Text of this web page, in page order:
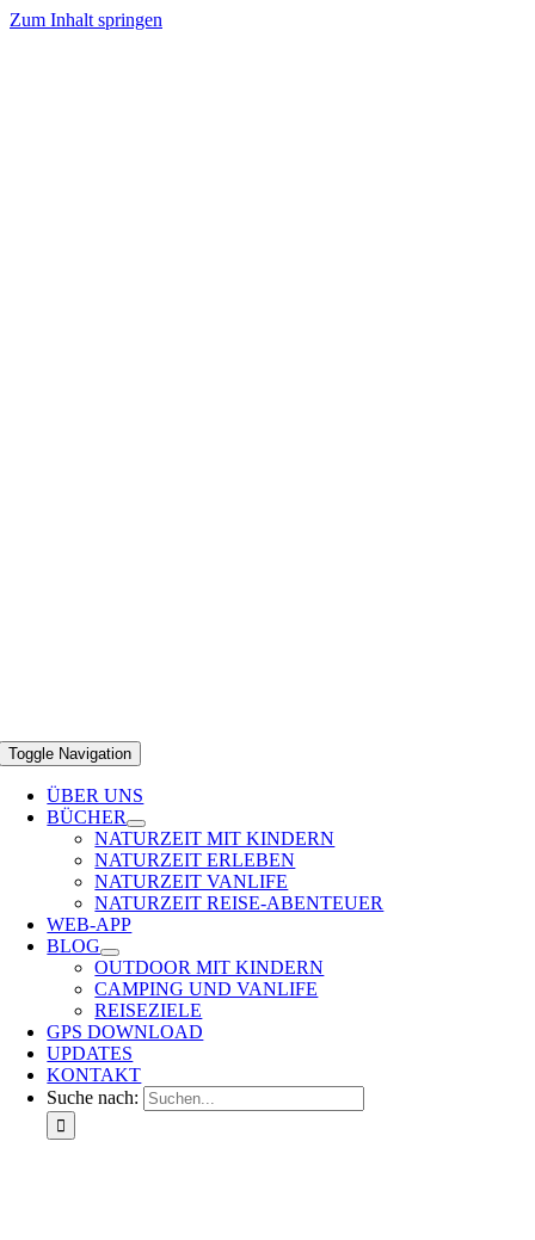
Zum Inhalt springen
Toggle Navigation
ÜBER UNS
BÜCHER
NATURZEIT MIT KINDERN
NATURZEIT ERLEBEN
NATURZEIT VANLIFE
NATURZEIT REISE-ABENTEUER
WEB-APP
BLOG
OUTDOOR MIT KINDERN
CAMPING UND VANLIFE
REISEZIELE
GPS DOWNLOAD
UPDATES
KONTAKT
Suche nach: